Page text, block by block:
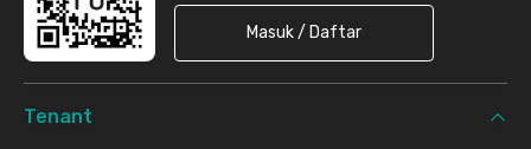
Masuk / Daftar
Tenant